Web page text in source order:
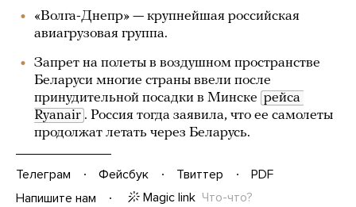
«Волга-Днепр» — крупнейшая российская
авиагрузовая группа.
Запрет на полеты в воздушном пространстве
Беларуси многие страны ввели после
принудительной посадки в Минске рейса
Ryanair . Россия тогда заявила, что ее самолеты
продолжат летать через Беларусь.
Телеграм Фейсбук Твиттер
PDF
Напишите нам
Magic link Что-что?